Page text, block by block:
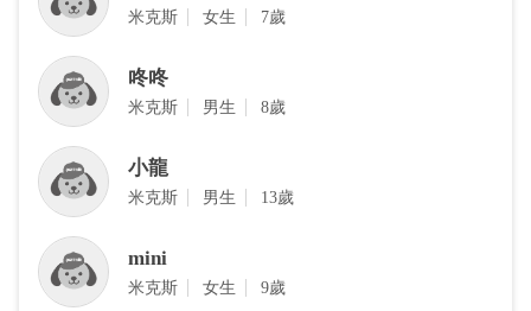
‎米克斯 女生 7歲
咚咚
米克斯 男生 8歲
小龍
‎米克斯 男生 13歲
mini
米克斯 女生 9歲